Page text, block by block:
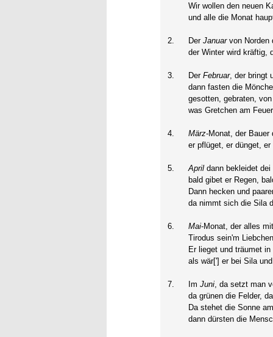
Wir wollen den neuen
und alle die Monat
2. DerJanuarvon Norden
der Winter wird kräftig,
3. DerFebruar, der bringt
dann fasten die
gesotten, gebraten,
was Gretchen am
4. März-Monat, der Bauer
er pflüget, er dünget,
5. April dann bekleidet
bald gibet er Regen,
Dann hecken und
da nimmt sich die Sila
6. Mai-Monat, der alles
Tirodus sein'm
Er lieget und träumet
als wär['] er bei Sila
7. ImJuni, da setzt man
da grünen die Felder,
Da stehet die Sonne
dann dürsten die